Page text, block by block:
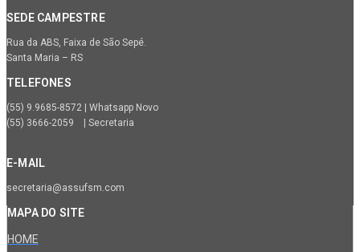
SEDE CAMPESTRE
Rua da ABS, Faixa de São Sepé.
Santa Maria – RS
TELEFONES
(55) 9.9685-8572 | Whatsapp Novo
(55) 3666-2059 | Secretaria
E-MAIL
secretaria@assufsm.com
MAPA DO SITE
HOME